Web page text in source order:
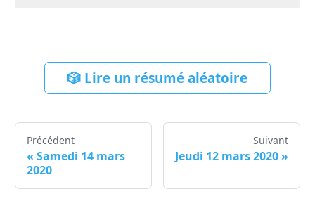
🎲 Lire un résumé aléatoire
Précédent
« Samedi 14 mars
2020
Suivant
Jeudi 12 mars 2020 »